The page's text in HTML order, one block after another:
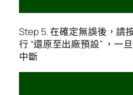
Step 5. 在確定無誤後，請
行 “還原至出廠預設” ，一
中斷